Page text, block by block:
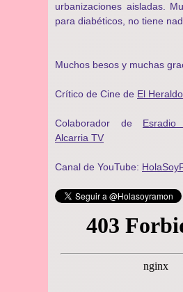
urbanizaciones aisladas.
para diabéticos, no tiene
Muchos besos y muchas
Crítico de Cine de El
Colaborador de Esradio
Alcarria TV
Canal de YouTube: